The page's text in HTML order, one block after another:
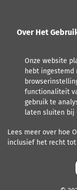
Over Het
Onze website
hebt
functionaliteit
gebruik te
laten sluiten bij
Lees meer over hoe
inclusief het recht tot